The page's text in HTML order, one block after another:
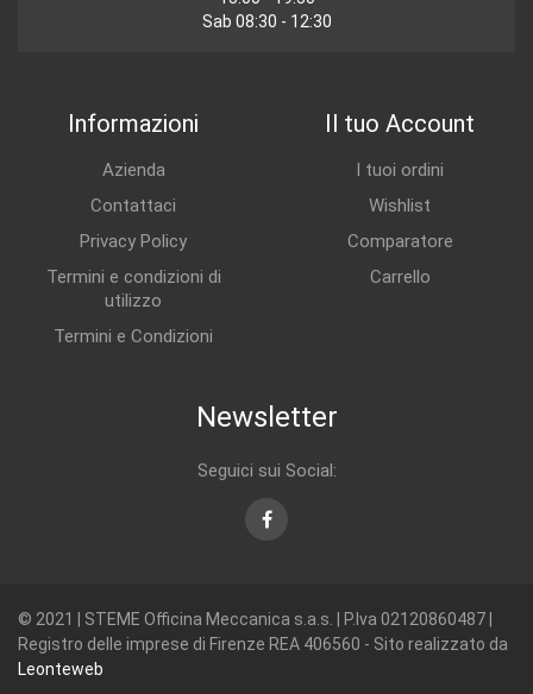
Sab 08:30 - 12:30
Informazioni
Azienda
Contattaci
Privacy Policy
Termini e condizioni di
utilizzo
Termini e Condizioni
Il tuo Account
I tuoi ordini
Wishlist
Comparatore
Carrello
Newsletter
Seguici sui Social:
Facebook
© 2021 | STEME Officina Meccanica s.a.s. | P.Iva 02120860487 |
Registro delle imprese di Firenze REA 406560 - Sito realizzato da
Leonteweb